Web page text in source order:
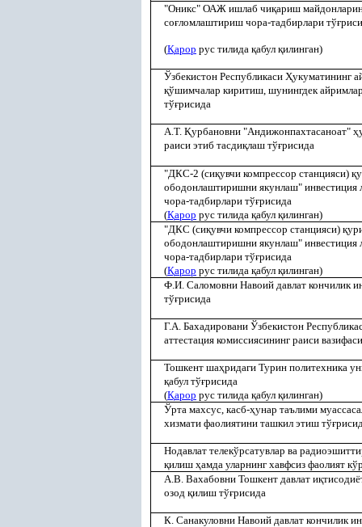
"Оникс" ОАЖ ишлаб чиқариш
соғломлаштириш чора-тадбирлари тўғ
(Қарор рус тилида қабул қилинган)
Ўзбекистон Республикаси Ҳукуматининг
қўшимчалар киритиш, шунингдек
тўғрисида
А.Т. Қурбановни "Андижонпахтасаноат" ҳ
раиси этиб тасдиқлаш тўғрисида
"ДКС-2 (сиқувчи компрессор станцияси) қ
ободонлаштиришни якунлаш" инвестиция
чора-тадбирлари тўғрисида
(Қарор рус тилида қабул қилинган)
"ДКС (сиқувчи компрессор станцияси) қ
ободонлаштиришни якунлаш" инвестиция
чора-тадбирлари тўғрисида
(Қарор рус тилида қабул қилинган)
Ф.И. Саломовни Навоий давлат кончилик
тўғрисида
Г.А. Бахадировани Ўзбекистон
аттестация комиссиясининг раиси
Тошкент шаҳридаги Турин политехника
қабул тўғрисида
(Қарор рус тилида қабул қилинган)
Ўрта махсус, касб-ҳунар таълими
хизмати фаолиятини ташкил этиш тўғ
Нодавлат телекўрсатувлар ва
қилиш ҳамда уларнинг хавфсиз фаолият
А.В. Вахабовни Тошкент давлат иқ
озод қилиш тўғрисида
К. Санакуловни Навоий давлат кончилик